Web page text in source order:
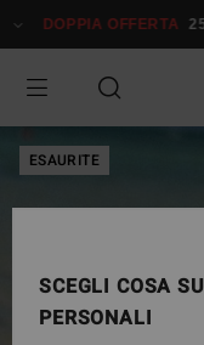
alle
prodotto
DOPPIA OFFERTA
ESAURITE
SCEGLI COSA
PERSONALI